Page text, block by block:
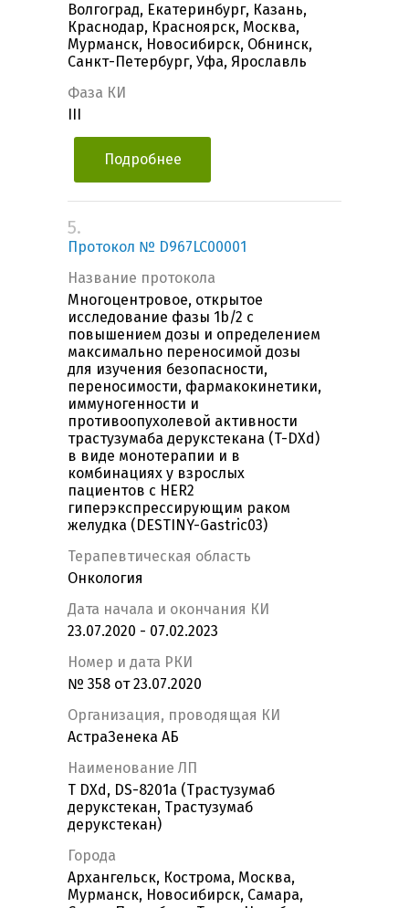
Волгоград, Екатеринбург, Казань,
Краснодар, Красноярск, Москва,
Мурманск, Новосибирск, Обнинск,
Санкт-Петербург, Уфа, Ярославль
Фаза КИ
Подробнее
5.
Протокол № D967LC00001
Название протокола
Многоцентровое, открытое
исследование фазы 1b/2 с
повышением дозы и определением
максимально переносимой дозы
для изучения безопасности,
переносимости, фармакокинетики,
иммуногенности и
противоопухолевой активности
трастузумаба дерукстекана (T-DXd)
в виде монотерапии и в
комбинациях у взрослых
пациентов с HER2
гиперэкспрессирующим раком
желудка (DESTINY-Gastric03)
Терапевтическая область
Онкология
Дата начала и окончания КИ
23.07.2020 - 07.02.2023
Номер и дата РКИ
№ 358 от 23.07.2020
Организация, проводящая КИ
АстраЗенека АБ
Наименование ЛП
T DXd, DS-8201a (Трастузумаб
дерукстекан, Трастузумаб
дерукстекан)
Города
Архангельск, Кострома, Москва,
Мурманск, Новосибирск, Самара,